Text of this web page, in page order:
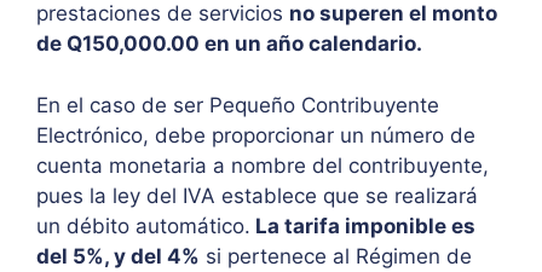
prestaciones de servicios no superen el monto
de Q150,000.00 en un año calendario.
En el caso de ser Pequeño Contribuyente
Electrónico, debe proporcionar un número de
cuenta monetaria a nombre del contribuyente,
pues la ley del IVA establece que se realizará
un débito automático. La tarifa imponible es
del 5%, y del 4% si pertenece al Régimen de